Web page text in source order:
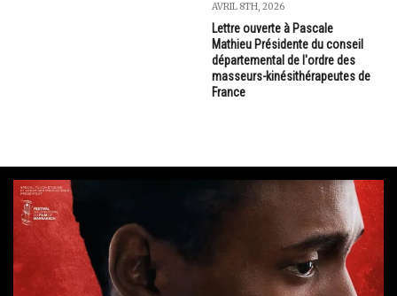
AVRIL 8TH, 2026
Lettre ouverte à Pascale
Mathieu Présidente du conseil
départemental de l'ordre des
masseurs-kinésithérapeutes de
France